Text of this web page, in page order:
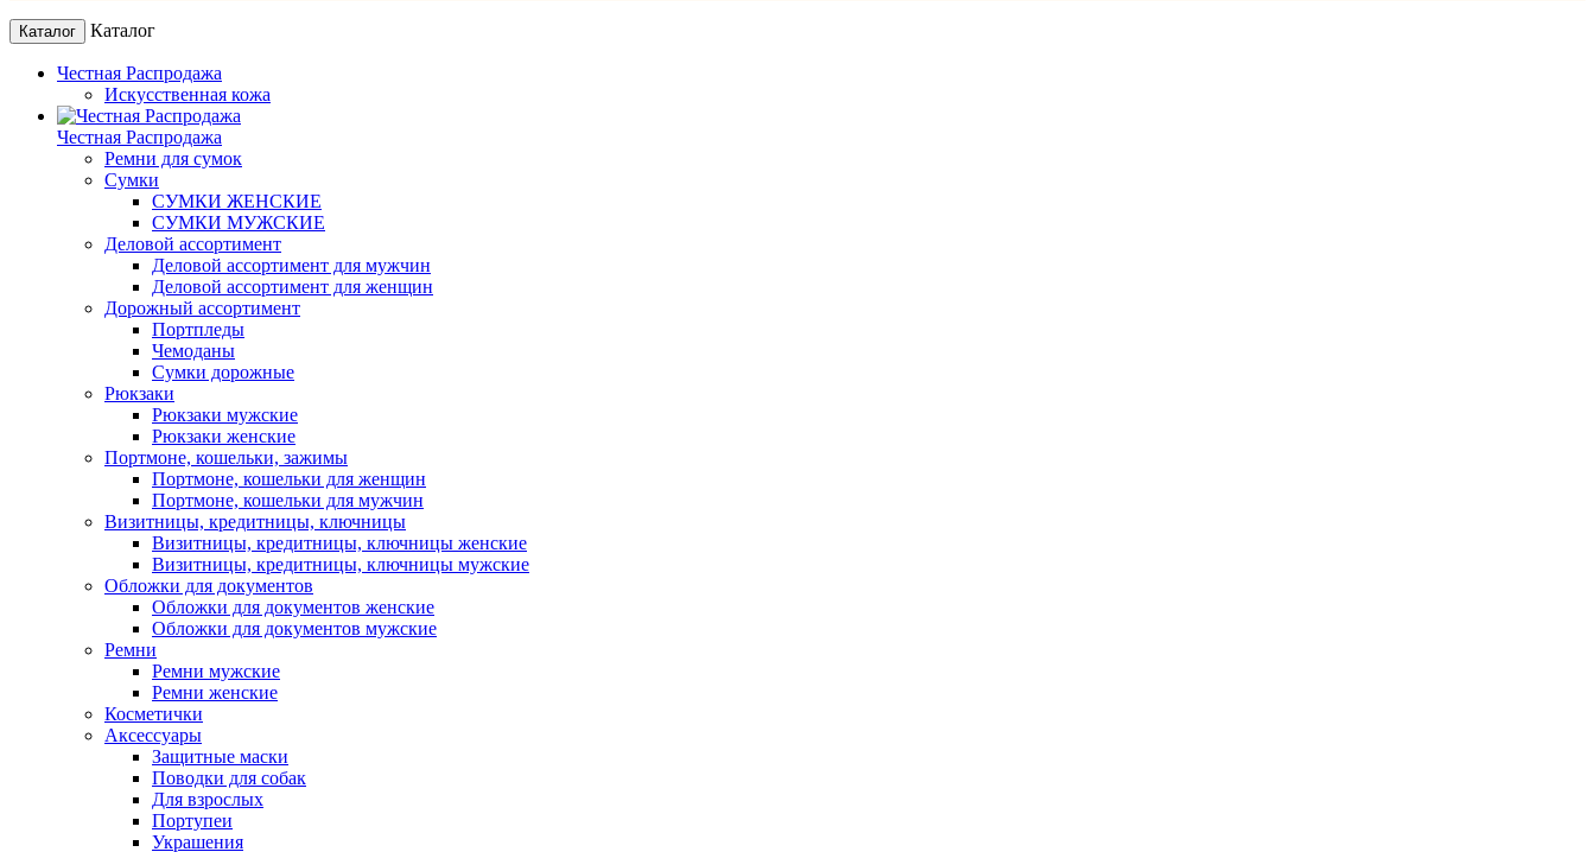
Каталог Каталог
Честная Распродажа
Искусственная кожа
Честная Распродажа
Ремни для сумок
Сумки
СУМКИ ЖЕНСКИЕ
СУМКИ МУЖСКИЕ
Деловой ассортимент
Деловой ассортимент для мужчин
Деловой ассортимент для женщин
Дорожный ассортимент
Портпледы
Чемоданы
Сумки дорожные
Рюкзаки
Рюкзаки мужские
Рюкзаки женские
Портмоне, кошельки, зажимы
Портмоне, кошельки для женщин
Портмоне, кошельки для мужчин
Визитницы, кредитницы, ключницы
Визитницы, кредитницы, ключницы женские
Визитницы, кредитницы, ключницы мужские
Обложки для документов
Обложки для документов женские
Обложки для документов мужские
Ремни
Ремни мужские
Ремни женские
Косметички
Аксессуары
Защитные маски
Поводки для собак
Для взрослых
Портупеи
Украшения